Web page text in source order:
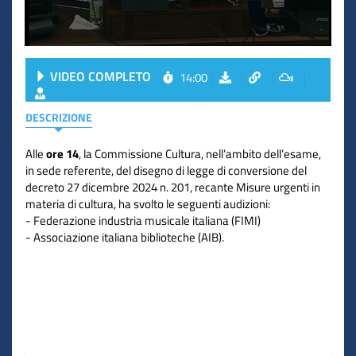
VIDEO COMPLETO 14:00
DESCRIZIONE
Alleore 14, la Commissione Cultura, nell’ambito dell’esame,
in sede referente, del disegno di legge di conversione del
decreto27 dicembre 2024n. 201, recante Misure urgenti in
materia di cultura, ha svolto le seguenti audizioni:
- Federazione industria musicale italiana (FIMI)
- Associazione italiana biblioteche (AIB).